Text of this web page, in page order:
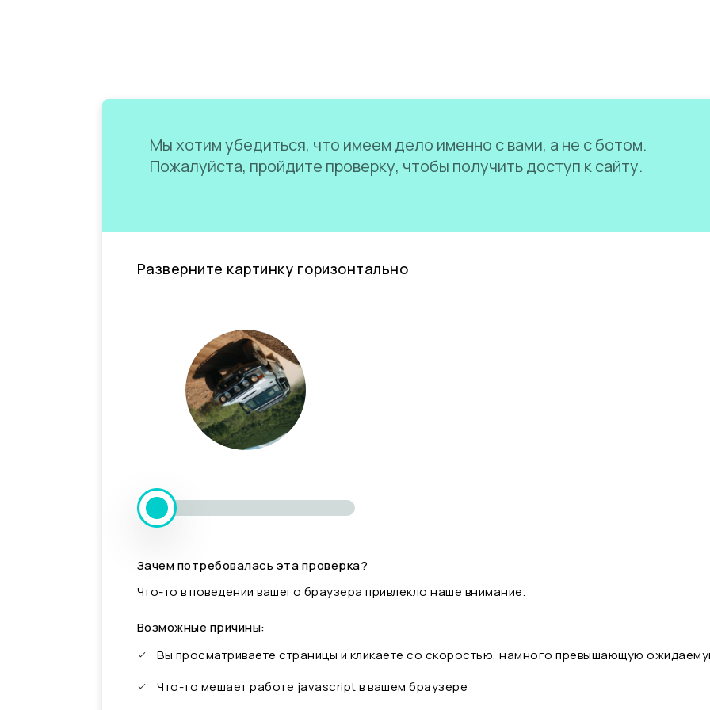
Мы хотим убедиться, что имеем дело именно с вами, а не с ботом.
Пожалуйста, пройдите проверку, чтобы получить доступ к сайту.
Разверните картинку горизонтально
Зачем потребовалась эта проверка?
Что-то в поведении вашего браузера привлекло наше внимание.
Возможные причины:
Вы просматриваете страницы и кликаете со скоростью, намного превышающую
Что-то мешает работе javascript в вашем браузере